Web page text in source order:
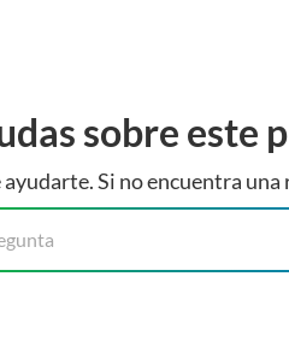
sobre este
Si no encuentra